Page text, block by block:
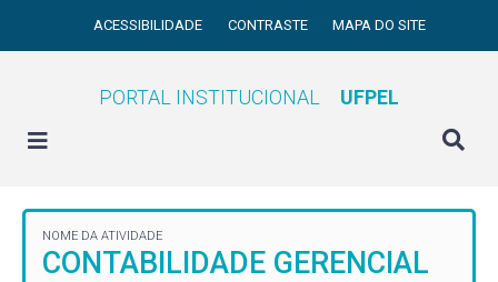
ACESSIBILIDADE CONTRASTE MAPA DO SITE
PORTAL INSTITUCIONAL UFPEL
NOME DA ATIVIDADE
CONTABILIDADE GERENCIAL